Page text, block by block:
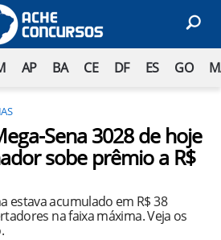
AP BA CE DF ES GO
Sena 3028 de hoje
sobe prêmio a R$
estava acumulado em R$ 38
na faixa máxima. Veja os